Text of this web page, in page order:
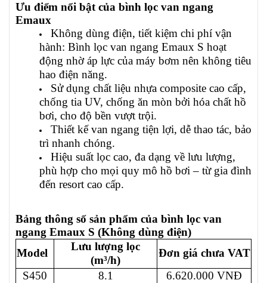
Ưu điểm nổi bật của bình lọc van ngang
Emaux
Không dùng điện, tiết kiệm chi phí vận
hành: Bình lọc van ngang Emaux S hoạt
động nhờ áp lực của máy bơm nên không tiêu
hao điện năng.
Sử dụng chất liệu nhựa composite cao cấp,
chống tia UV, chống ăn mòn bởi hóa chất hồ
bơi, cho độ bền vượt trội.
Thiết kế van ngang tiện lợi, dễ thao tác, bảo
trì nhanh chóng.
Hiệu suất lọc cao, đa dạng về lưu lượng,
phù hợp cho mọi quy mô hồ bơi – từ gia đình
đến resort cao cấp.
Bảng thông số sản phẩm của bình lọc van
ngang Emaux S (Không dùng điện)
Model
Lưu lượng lọc
(m³/h)
Đơn giá chưa VAT
S450
8.1
6.620.000 VNĐ